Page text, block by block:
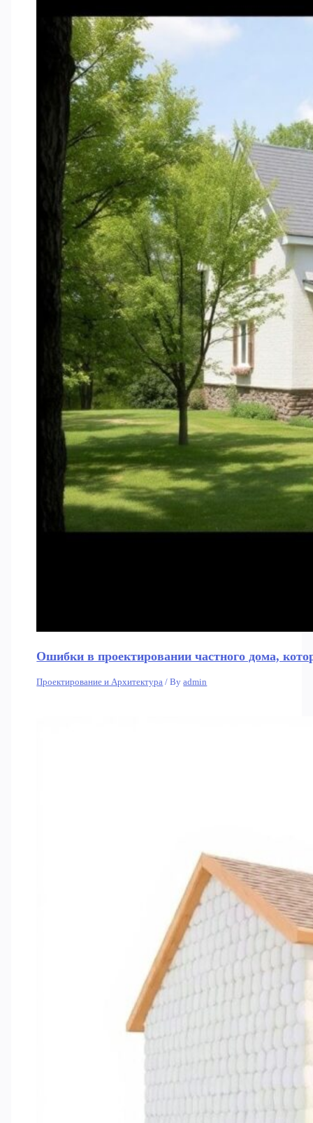
Ошибки в проектировании частного дома,
Проектирование и Архитектура / Byadmin